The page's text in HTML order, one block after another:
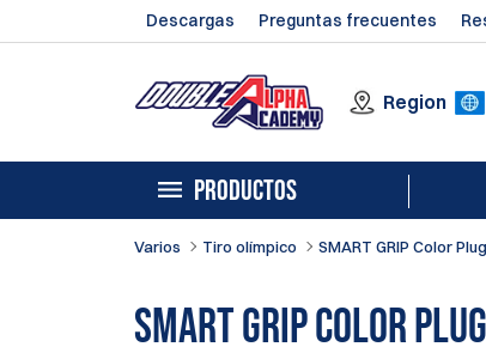
Descargas Preguntas frecuentes
Region
PRODUCTOS
Varios Tiro olímpico SMART GRIP Color
SMART GRIP Color